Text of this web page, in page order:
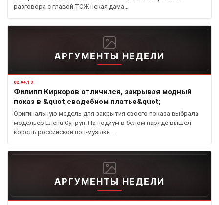
разговора с главой ТСЖ некая дама…
АРГУМЕНТЫ НЕДЕЛИ
02.04.13
Филипп Киркоров отличился, закрывая модный
показ в &quot;свадебном платье&quot;
Оригинальную модель для закрытия своего показа выбрала
модельер Елена Супрун. На подиум в белом наряде вышел
король российской поп-музыки…
АРГУМЕНТЫ НЕДЕЛИ